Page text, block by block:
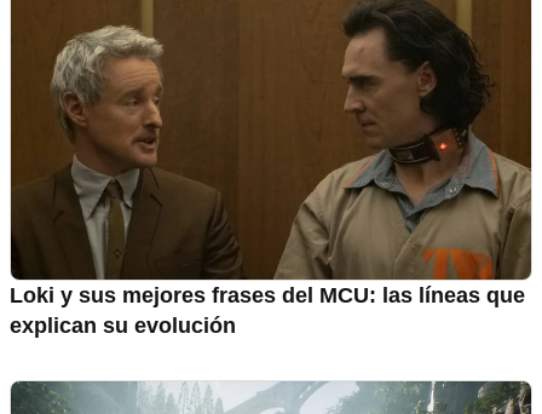
Loki y sus mejores frases del MCU: las líneas que
explican su evolución